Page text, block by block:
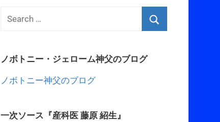
ノボトニー・ジェローム神父のブログ
ノボトニー神父のブログ
一次ソース『産科医 藤原 紹生』